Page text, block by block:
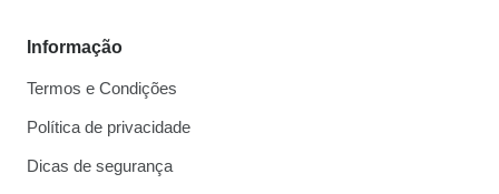
Informação
Termos e Condições
Política de privacidade
Dicas de segurança